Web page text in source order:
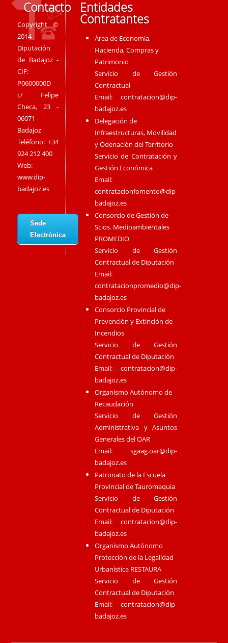
Contacto
Copyright ©
2014
Diputación
de Badajoz -
CIF:
P0600000D
c/ Felipe
Checa, 23 -
06071
Badajoz
Teléfono: +34
924 212 400
Web:
www.dip-
badajoz.es
Sede
Electrónica
Entidades
Contratantes
Área de Economía,
Hacienda, Compras y
Patrimonio
Servicio de Gestión
Contractual
Email:contratacion@dip-
badajoz.es
Delegación de
Infraestructuras, Movilidad
y Odenación del Territorio
Servicio de Contratación y
Gestión Económica
Email:
contratacionfomento@dip-
badajoz.es
Consorcio de Gestión de
Scios. Medioambientales
PROMEDIO
Servicio de Gestión
Contractual de Diputación
Email:
contratacionpromedio@dip-
badajoz.es
Consorcio Provincial de
Prevención y Extinción de
Incendios
Servicio de Gestión
Contractual de Diputación
Email:contratacion@dip-
badajoz.es
Organismo Autónomo de
Recaudación
Servicio de Gestión
Administrativa y Asuntos
Generales del OAR
Email:sgaag.oar@dip-
badajoz.es
Patronato de la Escuela
Provincial de Tauromaquia
Servicio de Gestión
Contractual de Diputación
Email:contratacion@dip-
badajoz.es
Organismo Autónomo
Protección de la Legalidad
Urbanística RESTAURA
Servicio de Gestión
Contractual de Diputación
Email:contratacion@dip-
badajoz.es